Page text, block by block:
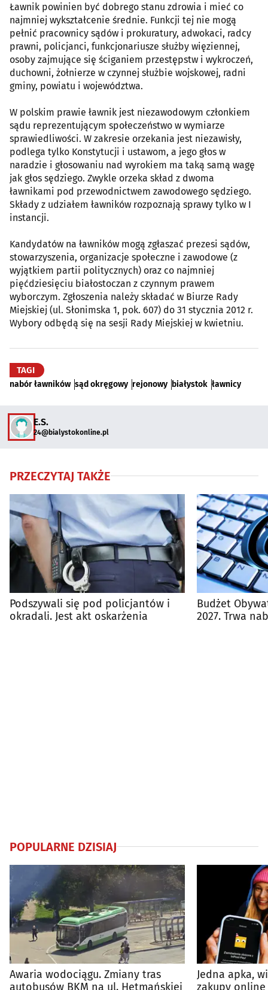
Ławnik powinien być dobrego stanu zdrowia i mieć co
najmniej wykształcenie średnie. Funkcji tej nie mogą
pełnić pracownicy sądów i prokuratury, adwokaci, radcy
prawni, policjanci, funkcjonariusze służby więziennej,
osoby zajmujące się ściganiem przestępstw i wykroczeń,
duchowni, żołnierze w czynnej służbie wojskowej, radni
gminy, powiatu i województwa.
W polskim prawie ławnik jest niezawodowym członkiem
sądu reprezentującym społeczeństwo w wymiarze
sprawiedliwości. W zakresie orzekania jest niezawisły,
podlega tylko Konstytucji i ustawom, a jego głos w
naradzie i głosowaniu nad wyrokiem ma taką samą wagę
jak głos sędziego. Zwykle orzeka skład z dwoma
ławnikami pod przewodnictwem zawodowego sędziego.
Składy z udziałem ławników rozpoznają sprawy tylko w I
instancji.
Kandydatów na ławników mogą zgłaszać prezesi sądów,
stowarzyszenia, organizacje społeczne i zawodowe (z
wyjątkiem partii politycznych) oraz co najmniej
pięćdziesięciu białostoczan z czynnym prawem
wyborczym. Zgłoszenia należy składać w Biurze Rady
Miejskiej (ul. Słonimska 1, pok. 607) do 31 stycznia 2012 r.
Wybory odbędą się na sesji Rady Miejskiej w kwietniu.
TAGI
nabór ławników sąd okręgowy rejonowy białystok ławnicy
E.S.
24@bialystokonline.pl
PRZECZYTAJ TAKŻE
Podszywali się pod policjantów i
okradali. Jest akt oskarżenia
Budżet
2027. Trwa
POPULARNE DZISIAJ
Awaria wodociągu. Zmiany tras
autobusów BKM na ul. Hetmańskiej
Jedna apka,
zakupy online